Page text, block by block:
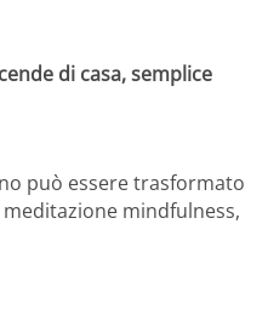
di casa, semplice
può essere trasformato
mindfulness,